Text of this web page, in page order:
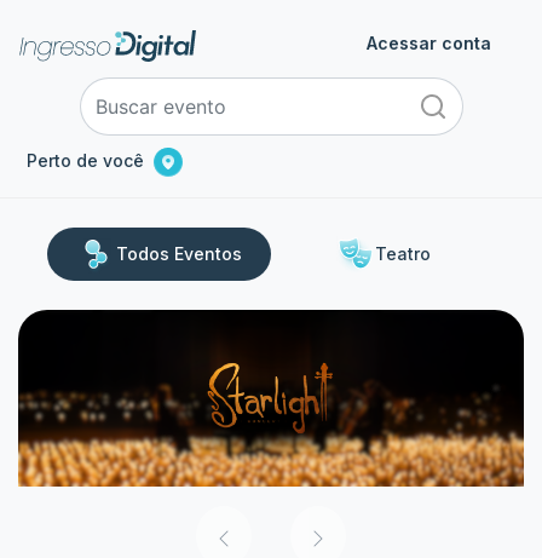
Perto de você
Acessar conta
Todos Eventos Teatro